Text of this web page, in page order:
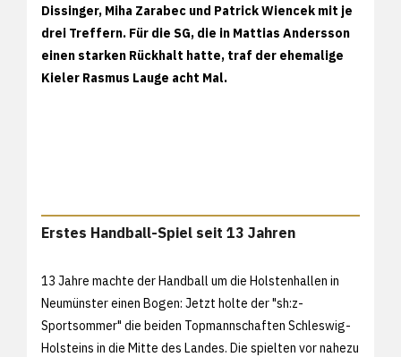
Dissinger, Miha Zarabec und Patrick Wiencek mit je
drei Treffern. Für die SG, die in Mattias Andersson
einen starken Rückhalt hatte, traf der ehemalige
Kieler Rasmus Lauge acht Mal.
Erstes Handball-Spiel seit 13 Jahren
13 Jahre machte der Handball um die Holstenhallen in
Neumünster einen Bogen: Jetzt holte der "sh:z-
Sportsommer" die beiden Topmannschaften Schleswig-
Holsteins in die Mitte des Landes. Die spielten vor nahezu